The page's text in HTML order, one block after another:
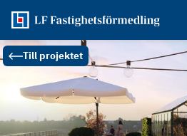
Till projektet